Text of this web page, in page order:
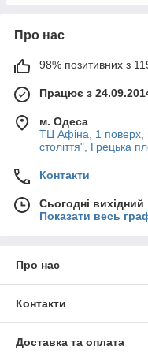
Про нас
98% позитивних з
Працює з
м. Одеса
ТЦ Афіна, 1 поверх,
століття", Грецька
Контакти
Сьогодні вихідний
Показати весь
Про нас
Контакти
Доставка та оплата